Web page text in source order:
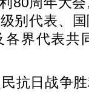
别代表、
界代表共
抗日战争